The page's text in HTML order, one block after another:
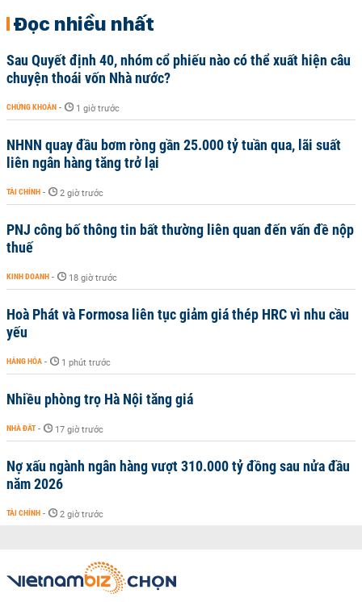
Đọc nhiều nhất
Sau Quyết định 40, nhóm cổ phiếu nào có thể xuất hiện câu
chuyện thoái vốn Nhà nước?
CHỨNG KHOÁN - 1 giờ trước
NHNN quay đầu bơm ròng gần 25.000 tỷ tuần qua, lãi suất
liên ngân hàng tăng trở lại
TÀI CHÍNH - 2 giờ trước
PNJ công bố thông tin bất thường liên quan đến vấn đề nộp
thuế
KINH DOANH - 18 giờ trước
Hoà Phát và Formosa liên tục giảm giá thép HRC vì nhu cầu
yếu
HÀNG HÓA - 1 phút trước
Nhiều phòng trọ Hà Nội tăng giá
NHÀ ĐẤT - 17 giờ trước
Nợ xấu ngành ngân hàng vượt 310.000 tỷ đồng sau nửa đầu
năm 2026
TÀI CHÍNH - 2 giờ trước